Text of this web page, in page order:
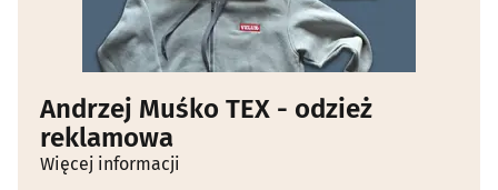
Andrzej Muśko TEX - odzież
reklamowa
Więcej informacji